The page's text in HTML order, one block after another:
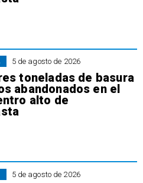
5 de agosto de 2026
toneladas de basura
abandonados en el
alto de
5 de agosto de 2026